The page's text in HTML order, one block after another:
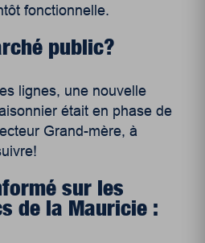
fonctionnelle.
public?
lignes, une nouvelle
était en phase de
Grand-mère, à
sur les
de la Mauricie :